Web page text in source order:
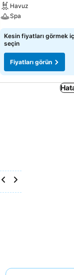
Havuz
Spa
Kesin fiyatları görmek
seçin
Fiyatları görün